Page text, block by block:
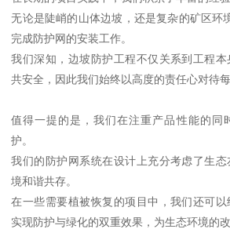
无论是陡峭的山体边坡，还是复杂的矿区环
完成防护网的安装工作。
我们深知，边坡防护工程不仅关系到工程
共安全，因此我们始终以高度的责任心对待每
值得一提的是，我们在注重产品性能的同
护。
我们的防护网系统在设计上充分考虑了生
境和谐共存。
在一些需要植被恢复的项目中，我们还可以
实现防护与绿化的双重效果，为生态环境的改